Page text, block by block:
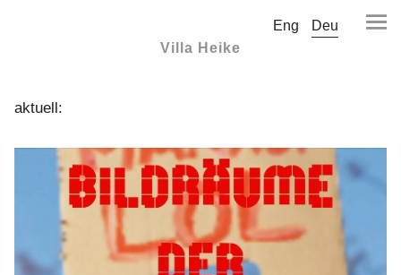
Villa Heike
aktuell:
Eng Deu